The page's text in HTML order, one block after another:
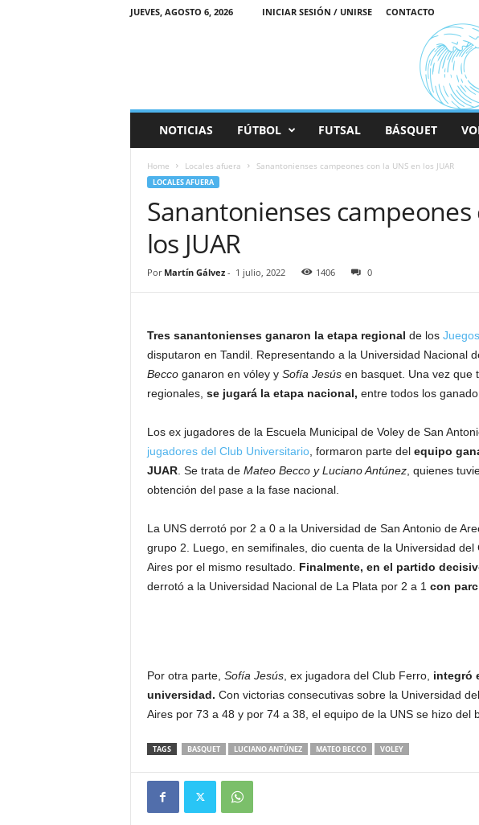
JUEVES, AGOSTO 6, 2026 INICIAR SESIÓN / UNIRSE CONTACTO
r
NOTICIAS FÚTBOL FUTSAL BÁSQUET
Home Locales afuera Sanantonienses campeones con la UNS en los JUAR
LOCALES AFUERA
Sanantonienses campeones
los JUAR
Por Martín Gálvez- 1 julio, 2022 1406 0
Tres sanantonienses ganaron la etapa regional de los
disputaron en Tandil. Representando a la Universidad Nacional
Beccoganaron en vóley y Sofía Jesúsen basquet. Una vez que
regionales, se jugará la etapa nacional, entre todos los
Los ex jugadores de la Escuela Municipal de Voley de San
jugadores del Club Universitario, formaron parte del equipo
JUAR. Se trata de Mateo Becco y Luciano Antúnez, quienes
obtención del pase a la fase nacional.
La UNS derrotó por 2 a 0 a la Universidad de San Antonio de
grupo 2. Luego, en semifinales, dio cuenta de la Universidad
Aires por el mismo resultado. Finalmente, en el partido
derrotó a la Universidad Nacional de La Plata por 2 a 1 con
Por otra parte, Sofía Jesús, ex jugadora del Club Ferro, integró
universidad. Con victorias consecutivas sobre la Universidad
Aires por 73 a 48 y por 74 a 38, el equipo de la UNS se hizo del
TAGS BASQUET LUCIANO ANTÚNEZ MATEO BECCO VOLEY